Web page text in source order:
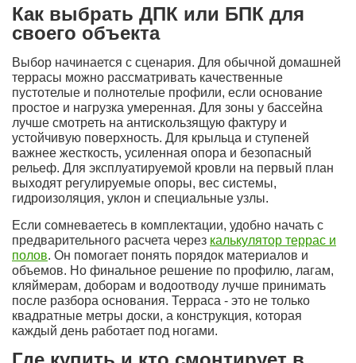
Как выбрать ДПК или БПК для
своего объекта
Выбор начинается с сценария. Для обычной домашней
террасы можно рассматривать качественные
пустотелые и полнотелые профили, если основание
простое и нагрузка умеренная. Для зоны у бассейна
лучше смотреть на антискользящую фактуру и
устойчивую поверхность. Для крыльца и ступеней
важнее жесткость, усиленная опора и безопасный
рельеф. Для эксплуатируемой кровли на первый план
выходят регулируемые опоры, вес системы,
гидроизоляция, уклон и специальные узлы.
Если сомневаетесь в комплектации, удобно начать с
предварительного расчета через калькулятор террас и
полов. Он помогает понять порядок материалов и
объемов. Но финальное решение по профилю, лагам,
кляймерам, доборам и водоотводу лучше принимать
после разбора основания. Терраса - это не только
квадратные метры доски, а конструкция, которая
каждый день работает под ногами.